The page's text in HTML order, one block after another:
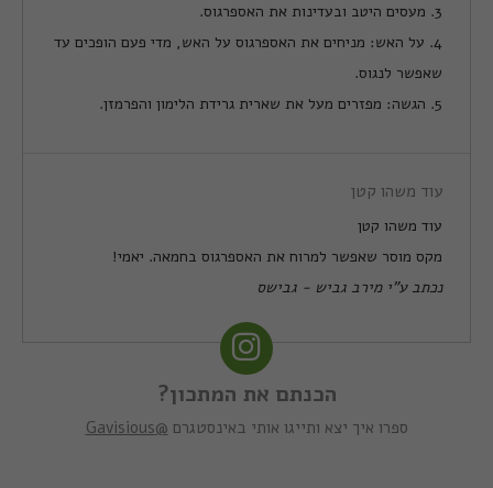
3. מעסים היטב ובעדינות את האספרגוס.
4. על האש: מניחים את האספרגוס על האש, מדי פעם הופכים עד
שאפשר לנגוס.
5. הגשה: מפזרים מעל את שארית גרידת הלימון והפרמזן.
עוד משהו קטן
עוד משהו קטן
מקס מוסר שאפשר למרוח את האספרגוס בחמאה. יאמי!
נכתב ע"י מירב גביש - גבישס
הכנתם את המתכון?
ספרו איך יצא ותייגו אותי באינסטגרם @Gavisious